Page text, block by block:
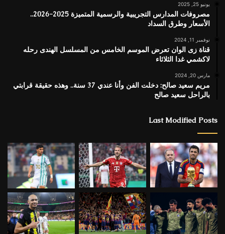
يونيو 25, 2025
مصروفات المدارس التجريبية والرسمية المتميزة 2025-2026..
الأسعار وطرق السداد
نوفمبر 11, 2024
قناة زى الوان تعرض الموسم الخامس من المسلسل الهندى رحله
لاكشمي غدا الثلاثاء
مارس 20, 2024
مريم سعيد صالح: دخلت الفن وأنا عندي 37 سنة.. وهذه حقيقة قرابتي
بالراحل سعيد صالح
Last Modified Posts